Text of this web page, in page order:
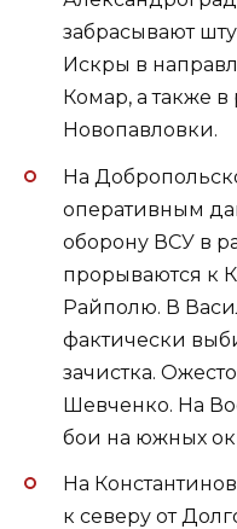
забрасывают
Искры в
Комар, а также
Новопавловки.
На
оперативным
оборону ВСУ в
прорываются к
Райполю. В
фактически
зачистка.
Шевченко. На
бои на южных
На
к северу от